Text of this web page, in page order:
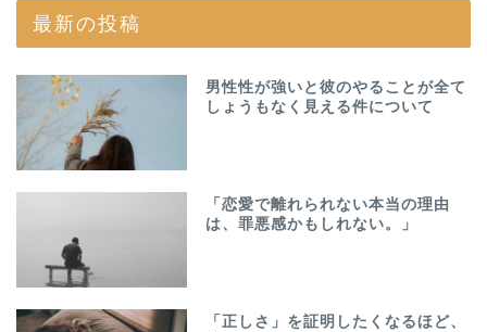
最新の投稿
男性性が強いと彼のやることが全て
しょうもなく見える件について
「恋愛で離れられない本当の理由
は、罪悪感かもしれない。」
「正しさ」を証明したくなるほど、